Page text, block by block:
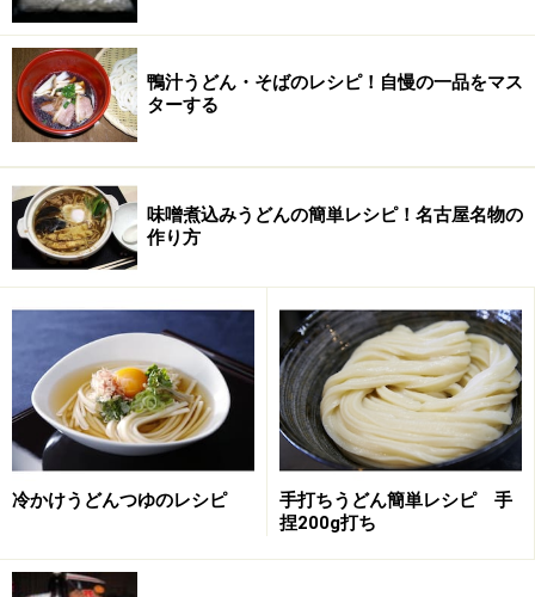
●日清製粉 香特雀・香白椿・金魚
●木下製粉 讃岐すずらん・白バラ・オリーブ
●日讃製粉 緑あひる・緑水晶
●ニップン めん匠
その他各種 打ち粉 天ぷら粉、強力粉など。
【日の出製麺所】
お取り寄せ通販うどんの人気店、坂出の製麺所だが、最
近小麦粉の通販も始めてくれた。マニア向けというより
業販に近いかもしれないがご主人によると1キロから対
応してくれるとのこと。常時在庫分なら細かな1キロ単
位の対応も可能との返事をいただいている。
余談だが業務用団子の販売や生麺の取り寄せも可能だか
らうどん店開業やうどん居酒屋開業の助けにもなるか
●日清製粉 香特雀・香浜街道・香白椿・讃岐のめぐみ
鴨汁うどん・そばのレシピ！自慢の一品をマス
ターする
味噌煮込みうどんの簡単レシピ！名古屋名物の
作り方
冷かけうどんつゆのレシピ
手打ちうどん簡単レシピ 手
捏200g打ち